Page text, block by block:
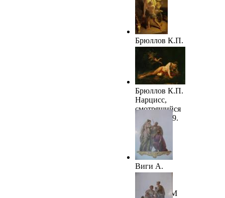
Брюллов К.П.
Персей и
Андромеда.
Конец 1810-х
Брюллов К.П.
Нарцисс,
смотрящийся
в воду. 1819.
ГРМ
Виги А.
Одиссей и
Пенелопа.
1820-е. ГРМ